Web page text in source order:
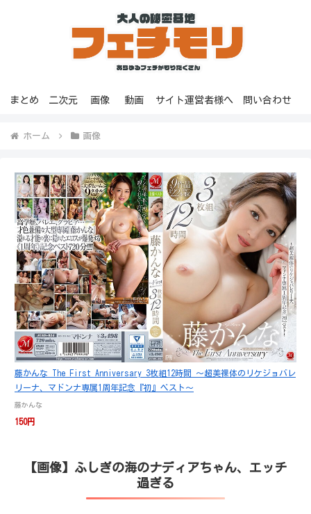
まとめ 二次元 画像 動画 サイト運営者様へ 問い合わせ
ホーム 画像
藤かんな The First Anniversary 3枚組12時間 ～超美裸体のリケジョバレ
リーナ、マドンナ専属1周年記念『初』ベスト～
藤かんな
150円
【画像】ふしぎの海のナディアちゃん、エッチ
過ぎる